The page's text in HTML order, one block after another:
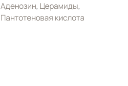
Аденозин, Церамиды,
Пантотеновая кислота